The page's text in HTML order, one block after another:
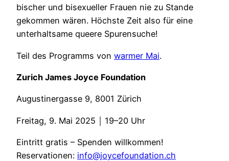
bischer und bisexueller Frauen nie zu Stande
gekommen wären. Höchste Zeit also für eine
unter­halt­same queere Spurensuche!
Teil des Programms von warmer Mai.
Zurich James Joyce Foundation
Augustinergasse 9, 8001 Zürich
Freitag, 9. Mai 2025 ￨ 19–20 Uhr
Eintritt gratis – Spenden willkommen!
Reservationen: info@joycefoundation.ch